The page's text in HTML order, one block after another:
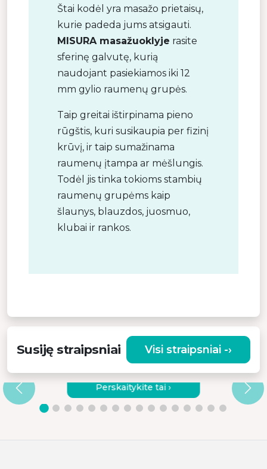
Štai kodėl yra masažo prietaisų,
kurie padeda jums atsigauti.
MISURA masažuoklyje rasite
sferinę galvutę, kurią
naudojant pasiekiamos iki 12
mm gylio raumenų grupės.
Taip greitai ištirpinama pieno
rūgštis, kuri susikaupia per fizinį
krūvį, ir taip sumažinama
raumenų įtampa ar mėšlungis.
Todėl jis tinka tokioms stambių
raumenų grupėms kaip
šlaunys, blauzdos, juosmuo,
klubai ir rankos.
Susiję straipsniai Visi straipsniai -›
KODĖL VERTA RINKTIS KOKYBIŠKĄ
VIBRACINĮ MASAŽUOKLĮ?
Perskaitykite tai ›